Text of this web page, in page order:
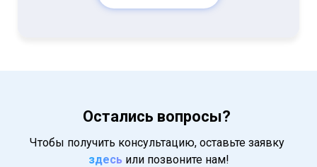
Остались вопросы?
Чтобы получить консультацию, оставьте заявку
здесь или позвоните нам!